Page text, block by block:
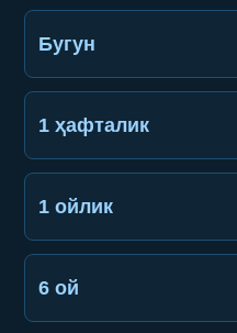
Бугун
1 ҳафталик
1 ойлик
6 ой